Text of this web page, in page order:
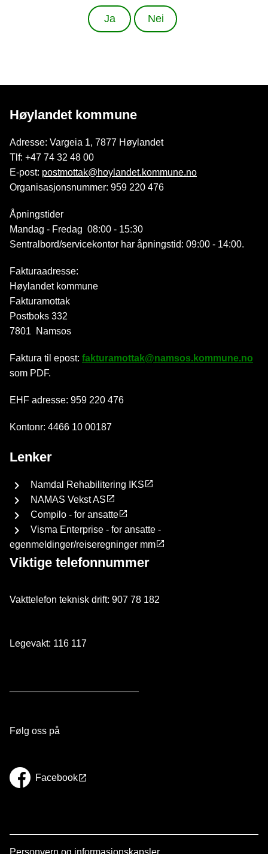
Ja Nei
Høylandet kommune
Adresse: Vargeia 1, 7877 Høylandet
Tlf: +47 74 32 48 00
E-post: postmottak@hoylandet.kommune.no
Organisasjonsnummer: 959 220 476
Åpningstider
Mandag - Fredag 08:00 - 15:30
Sentralbord/servicekontor har åpningstid: 09:00 - 14:00.
Fakturaadresse:
Høylandet kommune
Fakturamottak
Postboks 332
7801 Namsos
Faktura til epost: fakturamottak@namsos.kommune.no
som PDF.
EHF adresse: 959 220 476
Kontonr: 4466 10 00187
Lenker
Namdal Rehabilitering IKS
NAMAS Vekst AS
Compilo - for ansatte
Visma Enterprise - for ansatte -
egenmeldinger/reiseregninger mm
Viktige telefonnummer
Vakttelefon teknisk drift: 907 78 182
Legevakt: 116 117
Følg oss på
Facebook
Personvern og informasjonskapsler